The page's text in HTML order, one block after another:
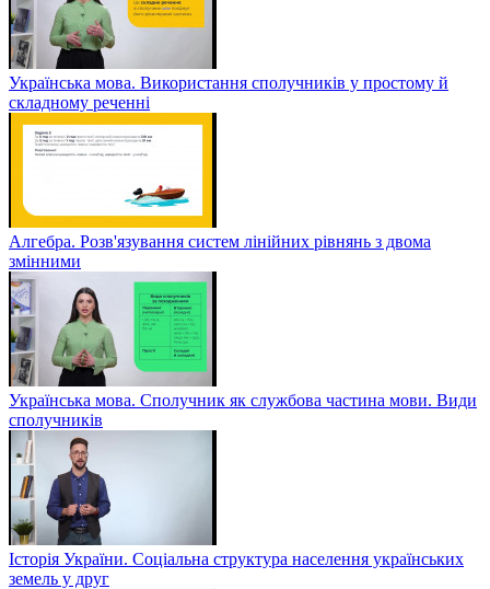
Українська мова. Використання сполучників у простому й
складному реченні
Алгебра. Розв'язування систем лінійних рівнянь з двома
змінними
Українська мова. Сполучник як службова частина мови. Види
сполучників
Історія України. Соціальна структура населення українських
земель у друг